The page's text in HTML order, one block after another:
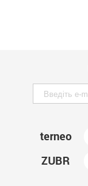
terneo
ZUBR